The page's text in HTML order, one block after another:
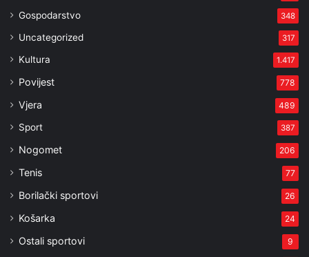
Gospodarstvo 348
Uncategorized 317
Kultura 1.417
Povijest 778
Vjera 489
Sport 387
Nogomet 206
Tenis 77
Borilački sportovi 26
Košarka 24
Ostali sportovi 9